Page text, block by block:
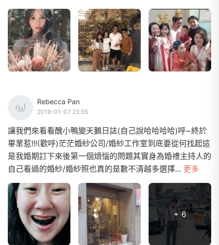
Rebecca Pan
2019-01-07 23:55
讓我們來看看醜小鴨變天鵝日誌(自己說哈哈哈哈)呼~終於
畢業惹!!!(歡呼)茫茫婚紗公司/婚紗工作室到底要從何找起這
是我婚期訂下來後第一個煩惱的問題其實身為婚禮主持人的
自己看過的婚紗/婚紗照也真的是數不清越多選擇... 更多
+ 6